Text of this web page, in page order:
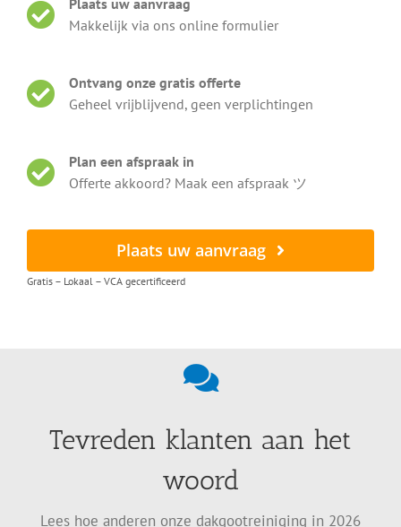
Makkelijk via ons online formulier
Ontvang onze gratis offerte
Geheel vrijblijvend, geen verplichtingen
Plan een afspraak in
Offerte akkoord? Maak een afspraak ツ
Plaats uw aanvraag
Gratis – Lokaal – VCA gecertificeerd
Tevreden klanten aan het
woord
Lees hoe anderen onze dakgootreiniging in 2026